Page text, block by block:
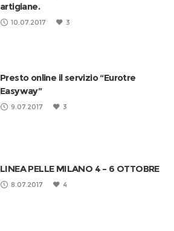
artigiane.
10.07.2017 3
Presto online il servizio “Eurotre
Easyway”
9.07.2017 3
LINEA PELLE MILANO 4 – 6 OTTOBRE
8.07.2017 4